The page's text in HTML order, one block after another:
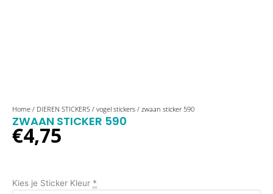
Home / DIEREN STICKERS / vogel stickers / zwaan sticker 590
ZWAAN STICKER 590
€4,75
Kies je Sticker Kleur *
zwaan
sticker
590
aantal